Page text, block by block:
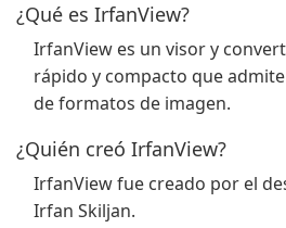
¿Qué es IrfanView?
IrfanView es un visor y
rápido y compacto que
de formatos de imagen.
¿Quién creó IrfanView?
IrfanView fue creado por el
Irfan Skiljan.